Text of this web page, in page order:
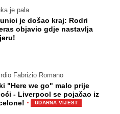
je pala
je došao kraj: Rodri
objavio gdje nastavlja
Fabrizio Romano
"Here we go" malo prije
- Liverpool se pojačao iz
· UDARNA VIJEST